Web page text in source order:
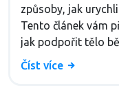
způsoby, jak
Tento článek vám
jak podpořit tělo
strava, cvičení a
Číst více